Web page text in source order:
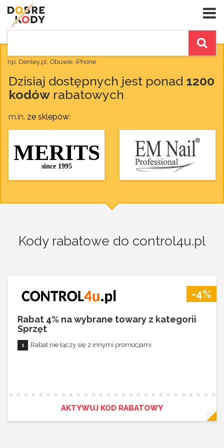
np. Denley.pl, Obuwie, iPhone
Dzisiaj dostępnych jest ponad 1200
kodów rabatowych
m.in. ze sklepów:
Kody rabatowe do control4u.pl
-4%
Rabat 4% na wybrane towary z kategorii
Sprzęt
Rabat nie łączy się z innymi promocjami
AKTYWUJ KOD RABATOWY